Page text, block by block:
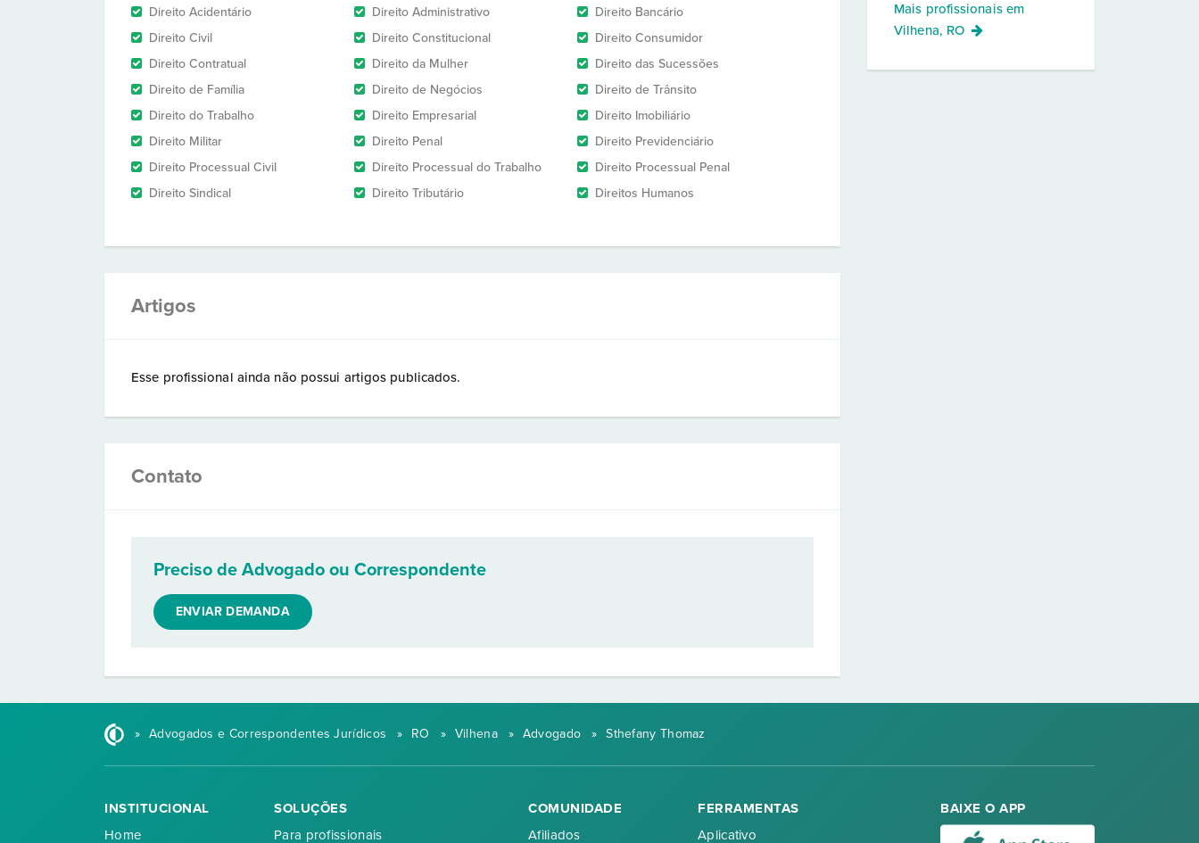
Direito Acidentário Direito Administrativo
Direito Bancário
Direito Civil
Direito Constitucional
Direito Consumidor
Direito Contratual
Direito da Mulher
Direito das Sucessões
Direito de Família
Direito de Negócios
Direito de Trânsito
Direito do Trabalho
Direito Empresarial
Direito Imobiliário
Direito Militar
Direito Penal
Direito Previdenciário
Direito Processual Civil
Direito Processual do Trabalho
Direito Processual Penal
Direito Sindical
Direito Tributário Direitos Humanos
Artigos
Esse profissional ainda não possui artigos publicados.
Contato
Preciso de Advogado ou Correspondente
ENVIAR DEMANDA
Mais profissionais em
Vilhena, RO
» Advogados e Correspondentes Jurídicos » RO » Vilhena » Advogado » Sthefany Thomaz
INSTITUCIONAL
Home
SOLUÇÕES
Para profissionais
COMUNIDADE
Afiliados
FERRAMENTAS
Aplicativo
BAIXE O APP